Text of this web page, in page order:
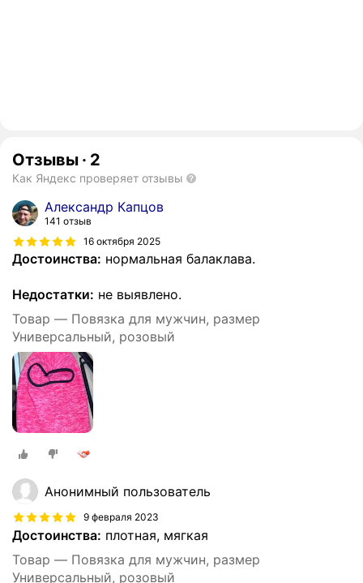
Отзывы · 2
Как Яндекс проверяет отзывы
Александр Капцов
141 отзыв
16 октября 2025
Достоинства: нормальная балаклава.
Недостатки: не выявлено.
Товар — Повязка для мужчин, размер
Универсальный, розовый
Анонимный пользователь
9 февраля 2023
Достоинства: плотная, мягкая
Товар — Повязка для мужчин, размер
Универсальный, розовый